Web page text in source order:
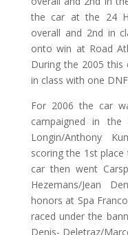
the car at the 24
overall and 2nd in
onto win at Road
During the 2005 this
in class with one
For 2006 the car
campaigned in
Longin/Anthony
scoring the 1st
car then went
Hezemans/Jean
honors at Spa
raced under the
Denis- Deletraz/